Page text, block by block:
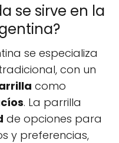
se sirve en la
se especializa
con un
como
. La parrilla
de opciones para
y preferencias,